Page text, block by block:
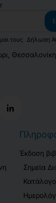
τους Δήλωση
Θεσσαλονίκη
Έκδοση
Σημεία